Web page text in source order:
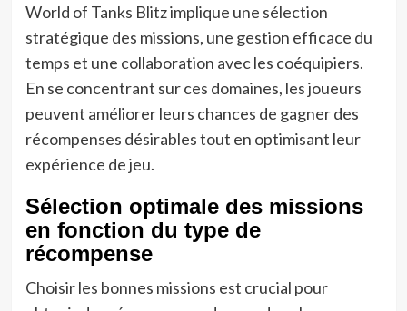
World of Tanks Blitz implique une sélection
stratégique des missions, une gestion efficace du
temps et une collaboration avec les coéquipiers.
En se concentrant sur ces domaines, les joueurs
peuvent améliorer leurs chances de gagner des
récompenses désirables tout en optimisant leur
expérience de jeu.
Sélection optimale des missions
en fonction du type de
récompense
Choisir les bonnes missions est crucial pour